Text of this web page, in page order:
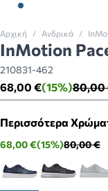
Αρχική / Ανδρικά /
InMotion
210831-462
80,00
(15%)
68,00 €
Περισσότερα
68,00 €(15%)80,00 €